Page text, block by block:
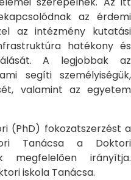
az érdemi
az intézmény kutatási
hatékony és
A legjobbak az
segíti személyiségük,
valamint az egyetem
(PhD) fokozatszerzést a
Tanácsa a Doktori
megfelelően irányítja.
iskola Tanácsa.